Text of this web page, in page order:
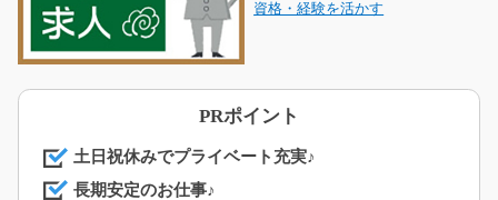
資格・経験を活かす
PRポイント
土日祝休みでプライベート充実♪
長期安定のお仕事♪